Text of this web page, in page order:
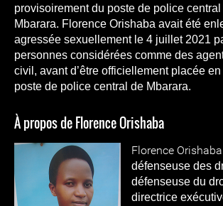
provisoirement du poste de police central
Mbarara. Florence Orishaba avait été
agressée sexuellement le 4 juillet 2021
personnes considérées comme des
civil, avant d’être officiellement placée
poste de police central de Mbarara.
À propos de Florence Orishaba
Florence Orishaba
défenseuse des
défenseuse du
directrice